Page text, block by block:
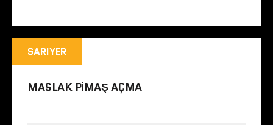
SARIYER
MASLAK PIMAŞ AÇMA